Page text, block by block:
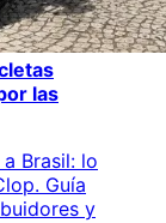
las
Brasil: lo
Guía
y